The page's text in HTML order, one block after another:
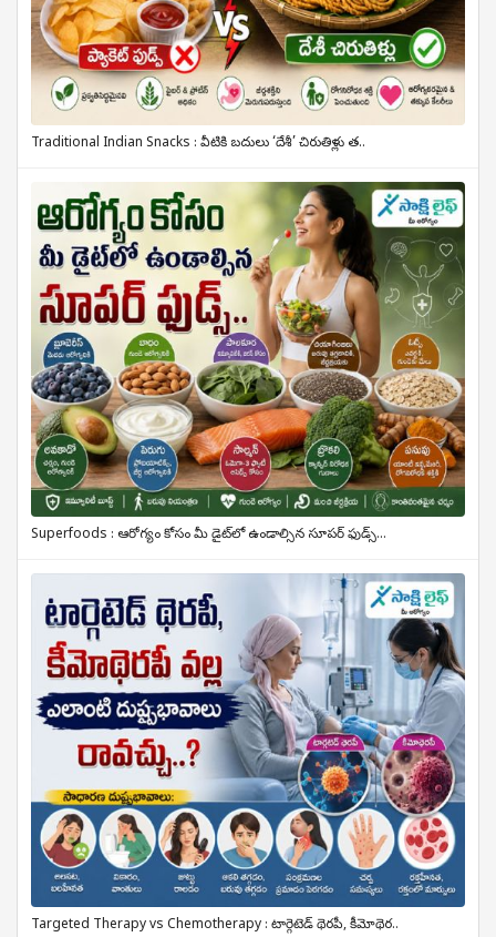
Traditional Indian Snacks : వీటికి బదులు ‘దేశీ’ చిరుతిళ్లు త..
Superfoods : ఆరోగ్యం కోసం మీ డైట్‌లో ఉండాల్సిన సూపర్ ఫుడ్స్...
Targeted Therapy vs Chemotherapy : టార్గెటెడ్ థెరపీ, కీమోథెర..